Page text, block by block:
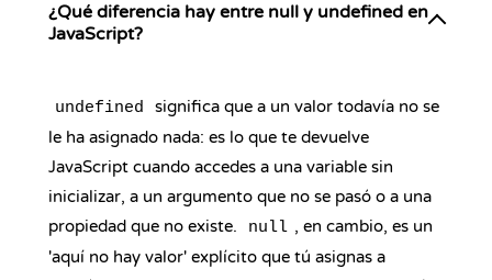
¿Qué diferencia hay entre null y undefined en
JavaScript?
undefined
significa que a un valor todavía no se
le ha asignado nada: es lo que te devuelve
JavaScript cuando accedes a una variable sin
inicializar, a un argumento que no se pasó o a una
propiedad que no existe.
null , en cambio, es un
'aquí no hay valor' explícito que tú asignas a